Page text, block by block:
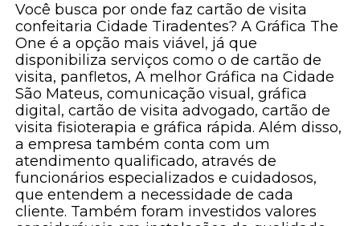
Você busca por onde faz cartão de visita
confeitaria Cidade Tiradentes? A Gráfica The
One é a opção mais viável, já que
disponibiliza serviços como o de cartão de
visita, panfletos, A melhor Gráfica na Cidade
São Mateus, comunicação visual, gráfica
digital, cartão de visita advogado, cartão de
visita fisioterapia e gráfica rápida. Além disso,
a empresa também conta com um
atendimento qualificado, através de
funcionários especializados e cuidadosos,
que entendem a necessidade de cada
cliente. Também foram investidos valores